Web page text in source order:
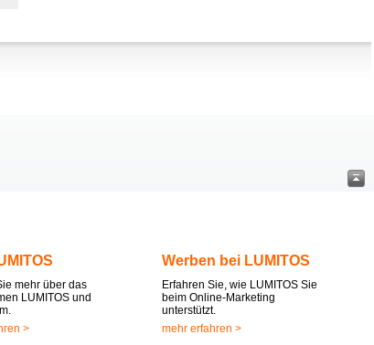
mehr über das
LUMITOS und
>
Werben bei LUMITOS
Erfahren Sie, wie LUMITOS Sie
beim Online-Marketing
unterstützt.
mehr erfahren >